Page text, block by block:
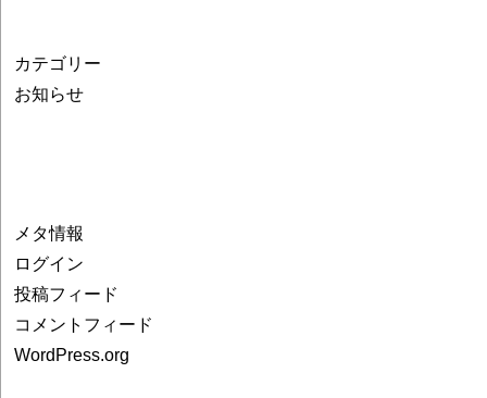
カテゴリー
お知らせ
メタ情報
ログイン
投稿フィード
コメントフィード
WordPress.org